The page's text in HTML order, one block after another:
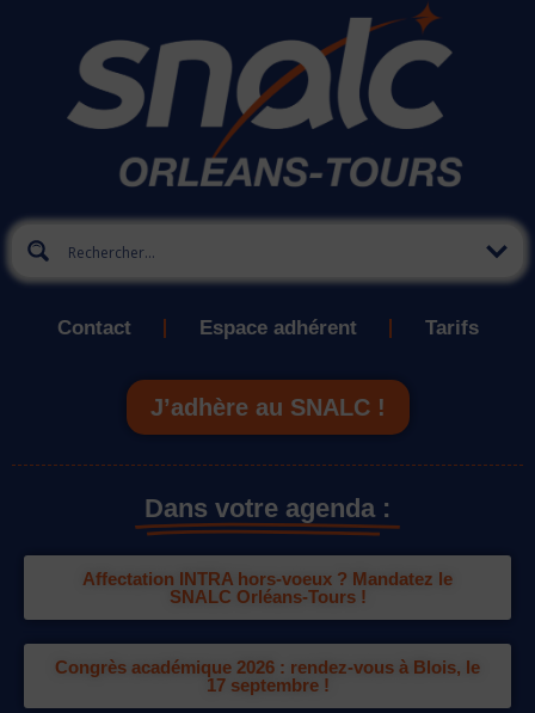
Contact Espace adhérent Tarifs
J’adhère au SNALC !
Dans votre agenda :
Affectation INTRA hors-voeux ? Mandatez le
SNALC Orléans-Tours !
Congrès académique 2026 : rendez-vous à Blois, le
17 septembre !